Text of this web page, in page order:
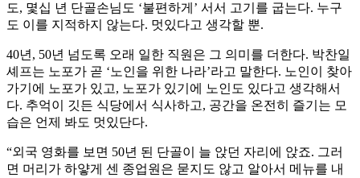
도, 몇십 년 단골손님도 ‘불편하게’ 서서 고기를 굽는다. 누구
도 이를 지적하지 않는다. 멋있다고 생각할 뿐.
40년, 50년 넘도록 오래 일한 직원은 그 의미를 더한다. 박찬일
셰프는 노포가 곧 ‘노인을 위한 나라’라고 말한다. 노인이 찾아
가기에 노포가 있고, 노포가 있기에 노인도 있다고 생각해서
다. 추억이 깃든 식당에서 식사하고, 공간을 온전히 즐기는 모
습은 언제 봐도 멋있단다.
“외국 영화를 보면 50년 된 단골이 늘 앉던 자리에 앉죠. 그러
면 머리가 하얗게 센 종업원은 묻지도 않고 알아서 메뉴를 내